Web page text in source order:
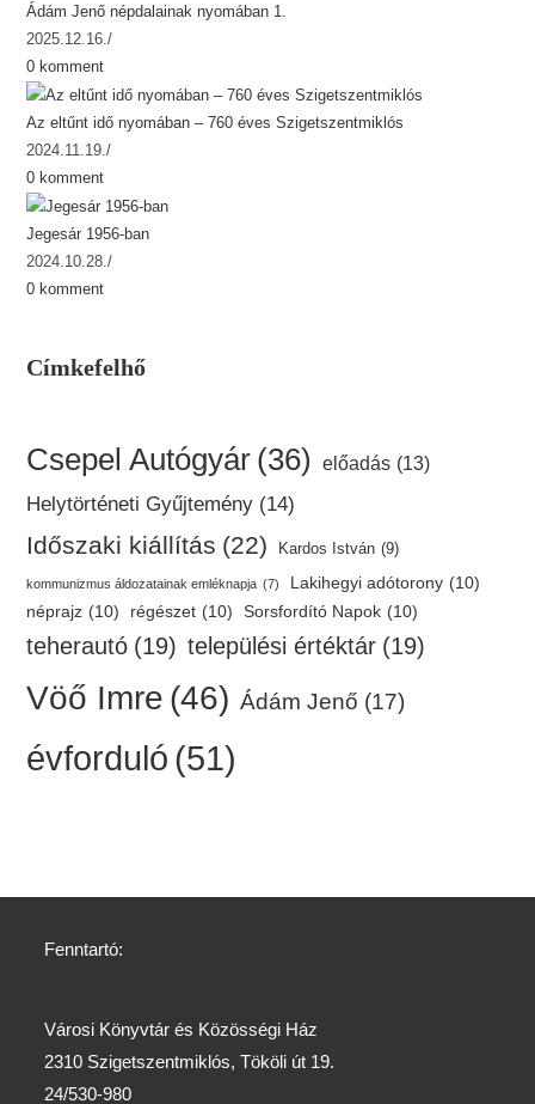
Ádám Jenő népdalainak nyomában 1.
2025.12.16./
0 komment
Az eltűnt idő nyomában – 760 éves Szigetszentmiklós
2024.11.19./
0 komment
Jegesár 1956-ban
2024.10.28./
0 komment
Címkefelhő
Csepel Autógyár (36) előadás (13)
Helytörténeti Gyűjtemény (14)
Időszaki kiállítás (22) Kardos István (9)
kommunizmus áldozatainak emléknapja (7) Lakihegyi adótorony (10)
néprajz (10) régészet (10) Sorsfordító Napok (10)
teherautó (19) települési értéktár (19)
Vöő Imre (46) Ádám Jenő (17)
évforduló (51)
Fenntartó:
Városi Könyvtár és Közösségi Ház
2310 Szigetszentmiklós, Tököli út 19.
24/530-980